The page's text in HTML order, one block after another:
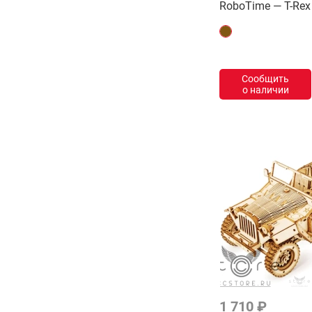
RoboTime — T-Rex
Сообщить
о наличии
1 710 ₽